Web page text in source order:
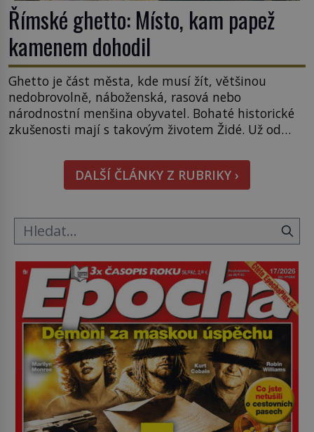
Římské ghetto: Místo, kam papež
kamenem dohodil
Ghetto je část města, kde musí žít, většinou
nedobrovolně, náboženská, rasová nebo
národnostní menšina obyvatel. Bohaté historické
zkušenosti mají s takovým životem Židé. Už od
nějakém žít. Mezi ty nejslavnější patří i římské
ghetto založené v roce 1555. Pokud jde o vztah
k Židům, nemá se Řím čím chlubit. […]
DALŠÍ ČLÁNKY Z RUBRIKY ›